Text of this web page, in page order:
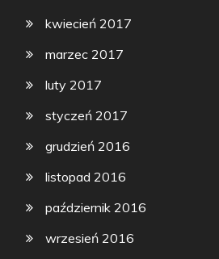
kwiecień 2017
marzec 2017
luty 2017
styczeń 2017
grudzień 2016
listopad 2016
październik 2016
wrzesień 2016